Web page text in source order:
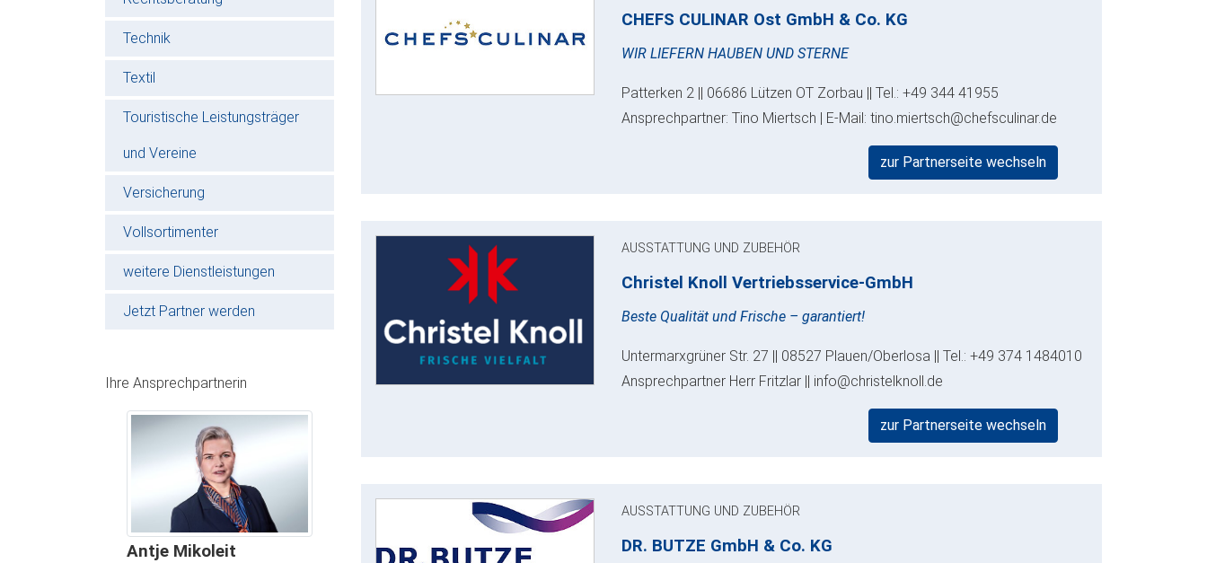
Technik
Textil
Touristische Leistungsträger
und Vereine
Versicherung
Vollsortimenter
weitere Dienstleistungen
Jetzt Partner werden
Ihre Ansprechpartnerin
Antje Mikoleit
CHEFS CULINAR Ost GmbH & Co. KG
WIR LIEFERN HAUBEN UND STERNE
Patterken 2 || 06686 Lützen OT Zorbau || Tel.: +49 344 41955
Ansprechpartner: Tino Miertsch | E-Mail: tino.miertsch@chefsculinar.de
zur Partnerseite wechseln
AUSSTATTUNG UND ZUBEHÖR
Christel Knoll Vertriebsservice-GmbH
Beste Qualität und Frische – garantiert!
Untermarxgrüner Str. 27 || 08527 Plauen/Oberlosa || Tel.: +49 374 1484010
Ansprechpartner Herr Fritzlar || info@christelknoll.de
zur Partnerseite wechseln
AUSSTATTUNG UND ZUBEHÖR
DR. BUTZE GmbH & Co. KG